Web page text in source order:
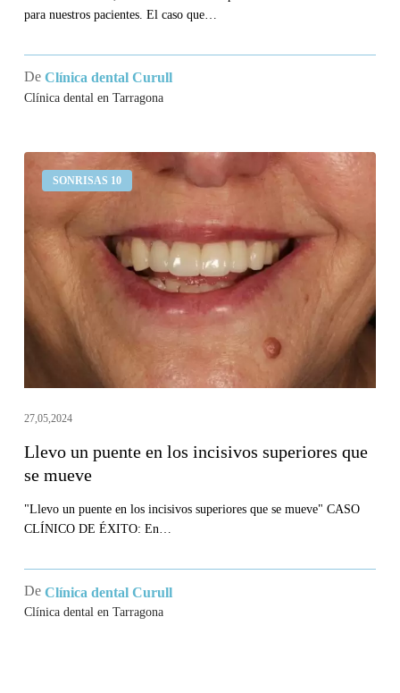
para nuestros pacientes. El caso que…
De Clínica dental Curull
Clínica dental en Tarragona
SONRISAS 10
puente
los
incisivos
superiores
mueve
27,05,2024
Llevo un puente en los incisivos superiores que
se mueve
"Llevo un puente en los incisivos superiores que se mueve" CASO
CLÍNICO DE ÉXITO: En…
De Clínica dental Curull
Clínica dental en Tarragona